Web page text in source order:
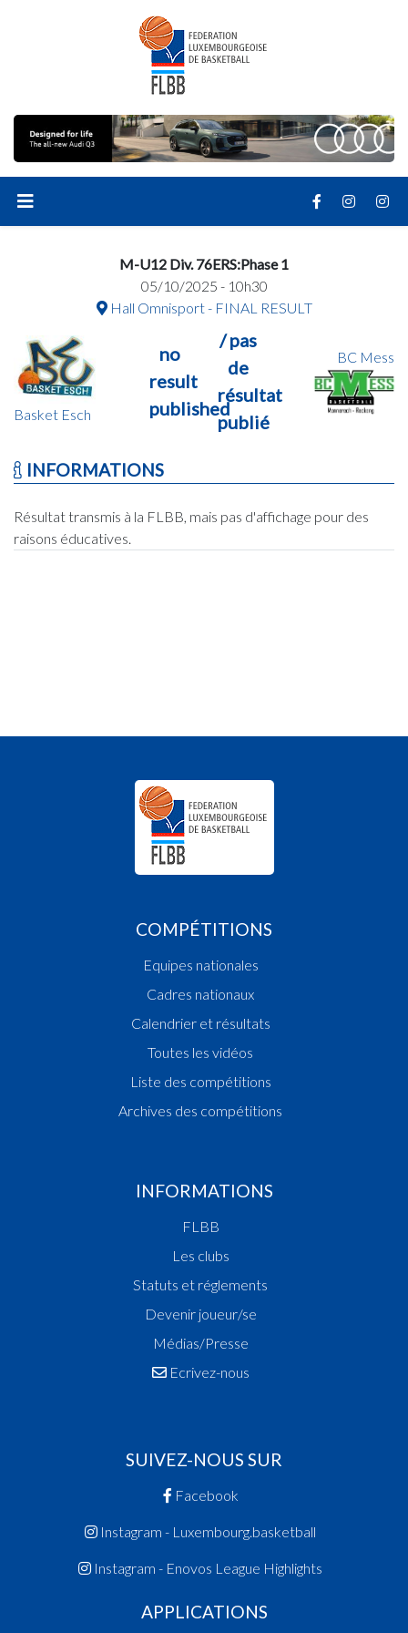
M-U12 Div. 76ERS:Phase 1
05/10/2025 - 10h30
Hall Omnisport - FINAL RESULT
Basket Esch
no
result
published
/ pas
de
résultat
publié
BC Mess
INFORMATIONS
Résultat transmis à la FLBB, mais pas d'affichage pour des
raisons éducatives.
COMPÉTITIONS
Equipes nationales
Cadres nationaux
Calendrier et résultats
Toutes les vidéos
Liste des compétitions
Archives des compétitions
INFORMATIONS
FLBB
Les clubs
Statuts et réglements
Devenir joueur/se
Médias/Presse
Ecrivez-nous
SUIVEZ-NOUS SUR
Facebook
Instagram - Luxembourg.basketball
Instagram - Enovos League Highlights
APPLICATIONS